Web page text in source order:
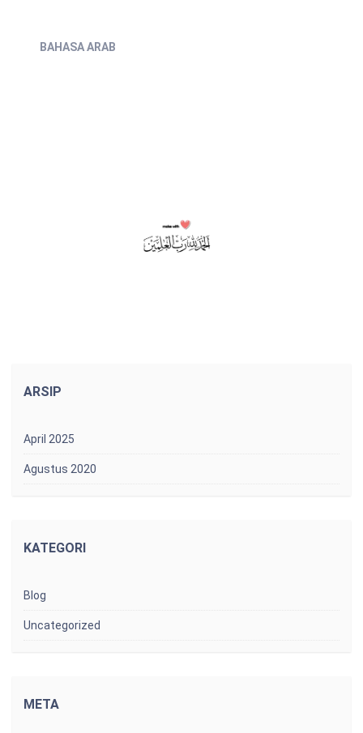
BAHASA ARAB
ARSIP
April 2025
Agustus 2020
KATEGORI
Blog
Uncategorized
META